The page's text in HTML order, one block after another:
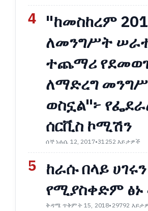
4 "ከመስከረም
ለመንግሥት
ተጨማሪ
ለማድረግ
ወስኗል"፦
ሰርቪስ ኮሚሽን
ሰኞ ነሐሴ 12, 2017•31252 እይታዎች
5 ከራሱ በላይ ሀገሩን
የሚያስቀድም
ቅዳሜ ጥቅምት 15, 2018•29792